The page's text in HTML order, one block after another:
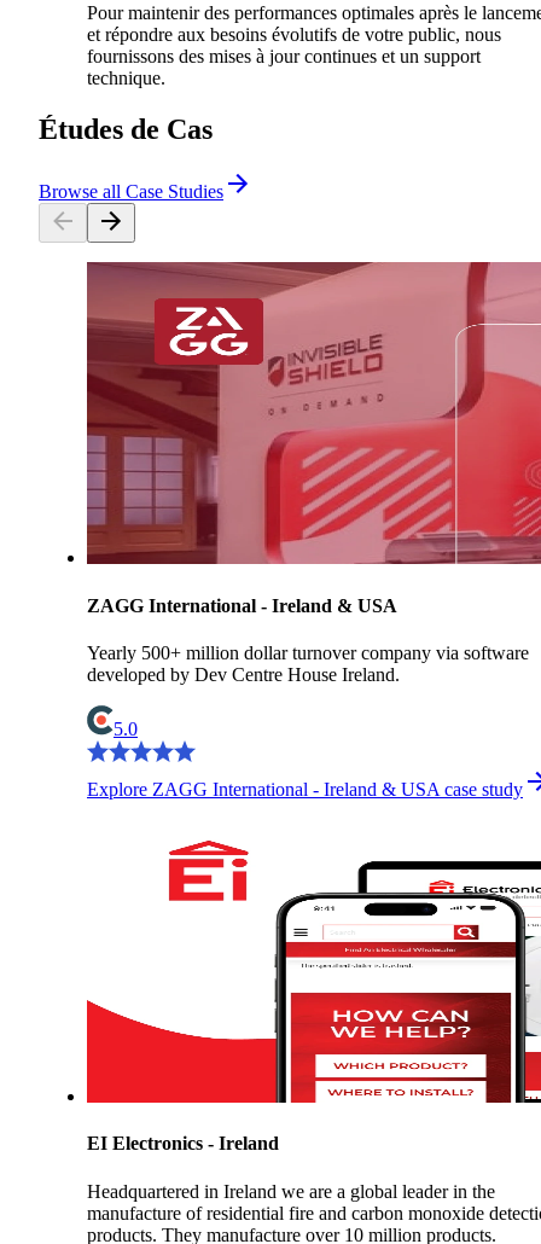
Pour maintenir des performances optimales après le
et répondre aux besoins évolutifs de votre public, nous
fournissons des mises à jour continues et un support
technique.
Études de Cas
Browse all Case Studies
ZAGG International - Ireland & USA
Yearly 500+ million dollar turnover company via software
developed by Dev Centre House Ireland.
5.0
Explore ZAGG International - Ireland & USA case study
EI Electronics - Ireland
Headquartered in Ireland we are a global leader in the
manufacture of residential fire and carbon monoxide
products. They manufacture over 10 million products.